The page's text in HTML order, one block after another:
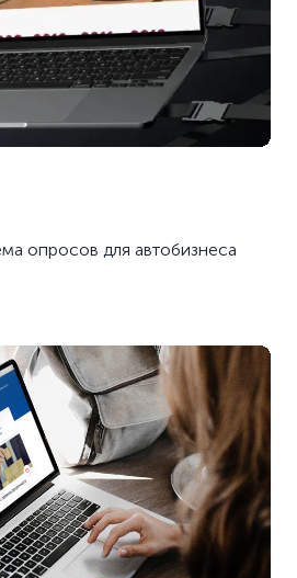
опросов для автобизнеса